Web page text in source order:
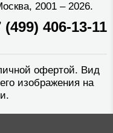
2001 – 2026.
(499) 406-13-11
офертой. Вид
изображения на